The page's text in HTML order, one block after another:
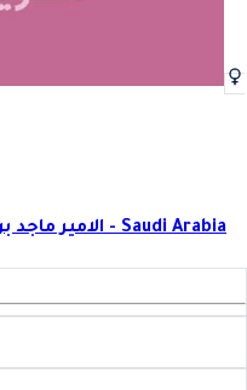
الامير ماجد بن عبدالعزيز - 14211 - منطقة الرياض - Saudi Arabia